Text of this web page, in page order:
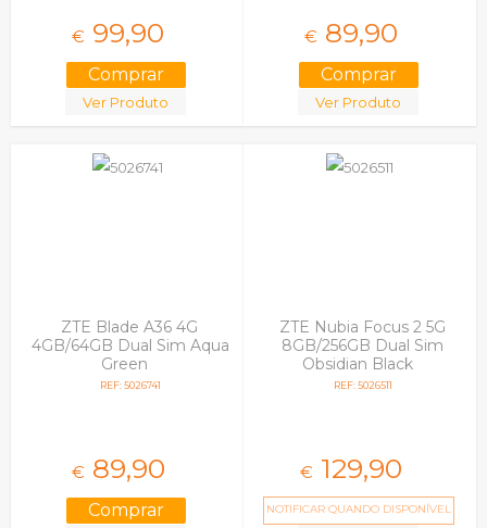
€ 99,90
Ver Produto
€ 89,90
Ver Produto
ZTE Blade A36 4G
4GB/64GB Dual Sim Aqua
Green
REF: 5026741
€ 89,90
ZTE Nubia Focus 2 5G
8GB/256GB Dual Sim
Obsidian Black
REF: 5026511
€ 129,90
NOTIFICAR QUANDO DISPONÍVEL